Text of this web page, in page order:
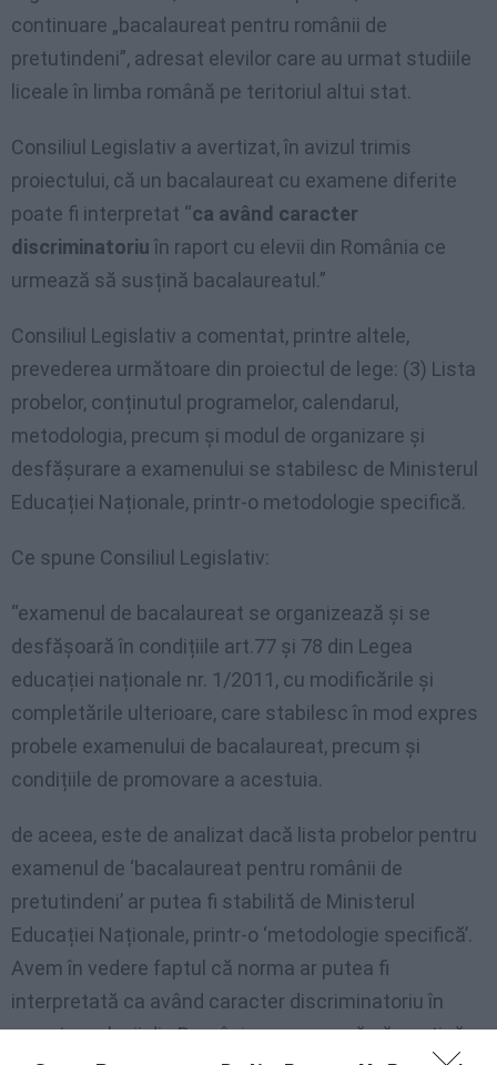
continuare „bacalaureat pentru românii de
pretutindeni”, adresat elevilor care au urmat studiile
liceale în limba română pe teritoriul altui stat.
Consiliul Legislativ a avertizat, în avizul trimis
proiectului, că un bacalaureat cu examene diferite
poate fi interpretat “ca având caracter
discriminatoriu în raport cu elevii din România ce
urmează să susțină bacalaureatul.”
Consiliul Legislativ a comentat, printre altele,
prevederea următoare din proiectul de lege: (3) Lista
probelor, conținutul programelor, calendarul,
metodologia, precum și modul de organizare și
desfășurare a examenului se stabilesc de Ministerul
Educației Naționale, printr-o metodologie specifică.
Ce spune Consiliul Legislativ:
“examenul de bacalaureat se organizează și se
desfășoară în condițiile art.77 și 78 din Legea
educației naționale nr. 1/2011, cu modificările și
completările ulterioare, care stabilesc în mod expres
probele examenului de bacalaureat, precum și
condițiile de promovare a acestuia.
de aceea, este de analizat dacă lista probelor pentru
examenul de ‘bacalaureat pentru românii de
pretutindeni’ ar putea fi stabilită de Ministerul
Educației Naționale, printr-o ‘metodologie specifică’.
Avem în vedere faptul că norma ar putea fi
interpretată ca având caracter discriminatoriu în
raport cu elevii din România ce urmează să susțină